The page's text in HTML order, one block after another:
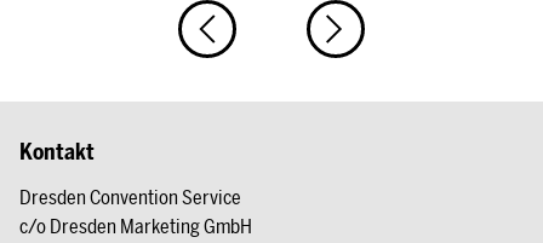
Kontakt
Dresden Convention Service
c/o Dresden Marketing GmbH